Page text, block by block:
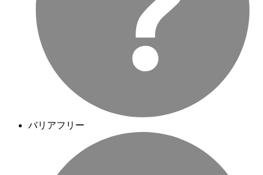
バリアフリー